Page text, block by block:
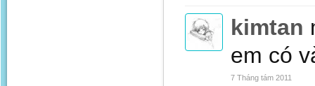
kimtan
em có
7 Tháng tám 2011